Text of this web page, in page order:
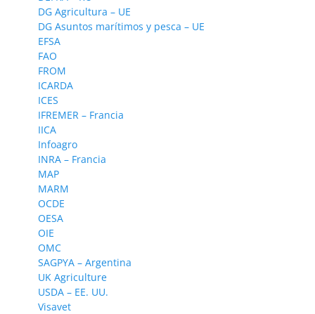
DG Agricultura – UE
DG Asuntos marítimos y pesca – UE
EFSA
FAO
FROM
ICARDA
ICES
IFREMER – Francia
IICA
Infoagro
INRA – Francia
MAP
MARM
OCDE
OESA
OIE
OMC
SAGPYA – Argentina
UK Agriculture
USDA – EE. UU.
Visavet